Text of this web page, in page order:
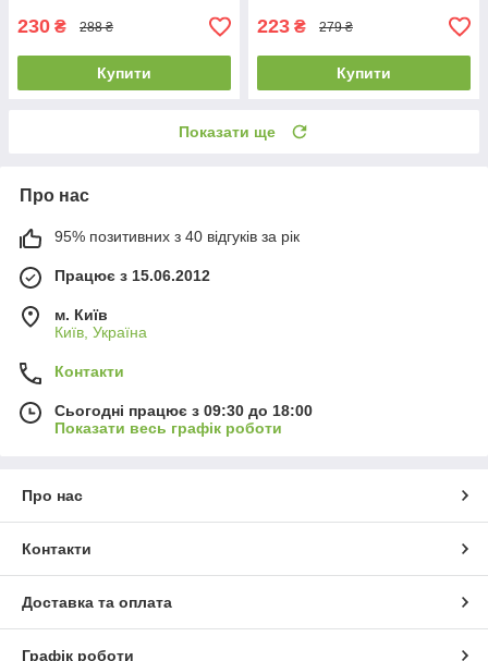
230 ₴ 288 ₴
Купити
223 ₴ 279 ₴
Купити
Показати ще
Про нас
95% позитивних з 40 відгуків за рік
Працює з 15.06.2012
м. Київ
Київ, Україна
Контакти
Сьогодні працює з 09:30 до 18:00
Показати весь графік роботи
Про нас
Контакти
Доставка та оплата
Графік роботи